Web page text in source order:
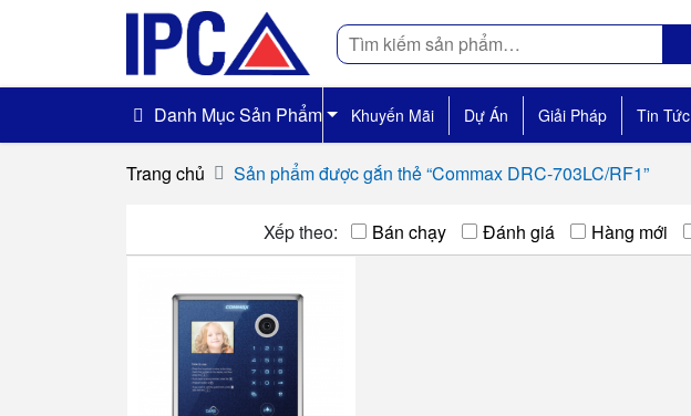
Tìm
kiếm
Danh Mục Sản Phẩm Khuyến Mãi Dự Án Giải Pháp Tin Tức
Trang chủ Sản phẩm được gắn thẻ “Commax DRC-703LC/RF1”
Xếp theo: Bán chạy Đánh giá Hàng mới